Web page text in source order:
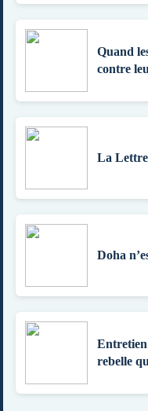
Quand
contre
La Lettre
Doha
Entretien
rebelle